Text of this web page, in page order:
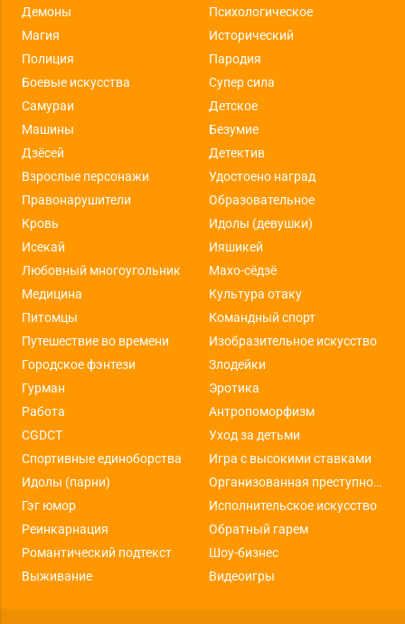
Демоны
Психологическое
Магия
Исторический
Полиция
Пародия
Боевые искусства
Супер сила
Самураи
Детское
Машины
Безумие
Дзёсей
Детектив
Взрослые персонажи
Удостоено наград
Правонарушители
Образовательное
Кровь
Идолы (девушки)
Исекай
Ияшикей
Любовный многоугольник
Махо-сёдзё
Медицина
Культура отаку
Питомцы
Командный спорт
Путешествие во времени
Изобразительное искусство
Городское фэнтези
Злодейки
Гурман
Эротика
Работа
Антропоморфизм
CGDCT
Уход за детьми
Спортивные единоборства
Игра с высокими ставками
Идолы (парни)
Организованная преступность
Гэг юмор
Исполнительское искусство
Реинкарнация
Обратный гарем
Романтический подтекст
Шоу-бизнес
Выживание
Видеоигры